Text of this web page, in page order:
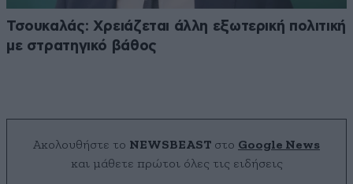
Τσουκαλάς: Xρειάζεται άλλη εξωτερική πολιτική
με στρατηγικό βάθος
Ακολουθήστε το NEWSBEAST στο Google News
και μάθετε πρώτοι όλες τις ειδήσεις